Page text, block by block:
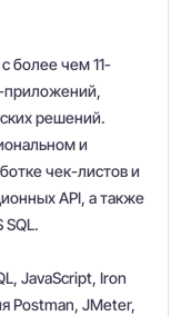
более чем 11-
приложений,
решений.
и
чек-листов и
API, а также
SQL.
JavaScript, Iron
Postman, JMeter,